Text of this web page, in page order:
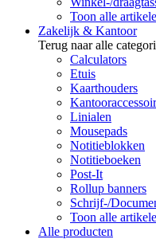
Toon alle
Zakelijk & Kantoor
Terug naar alle
Calculators
Etuis
Kaarthouders
Linialen
Mousepads
Notitieblokken
Notitieboeken
Post-It
Rollup banners
Schrijf-/
Toon alle
Alle producten